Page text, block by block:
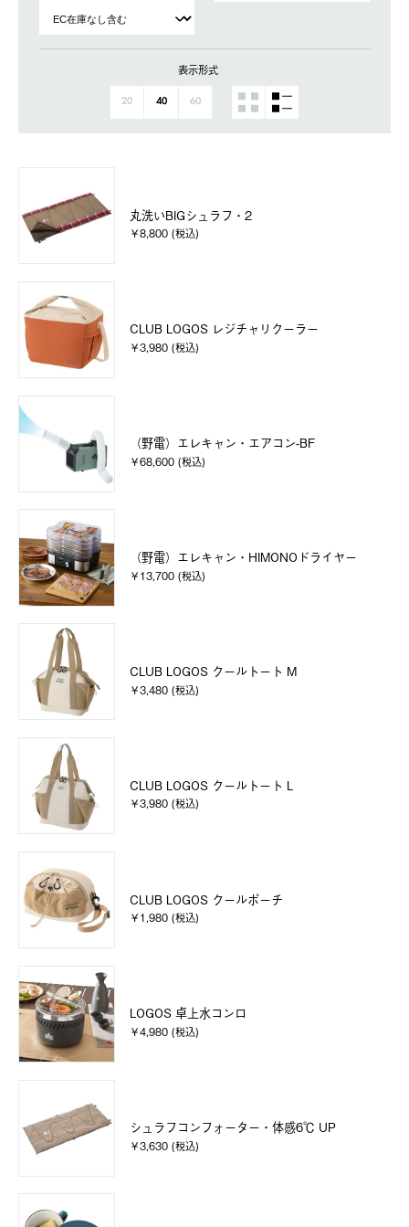
表示形式
20 40 60
丸洗いBIGシュラフ・2
￥8,800 (税込)
CLUB LOGOS レジチャリクーラー
￥3,980 (税込)
（野電）エレキャン・エアコン-BF
￥68,600 (税込)
（野電）エレキャン・HIMONOドライヤー
￥13,700 (税込)
CLUB LOGOS クールトート M
￥3,480 (税込)
CLUB LOGOS クールトート L
￥3,980 (税込)
CLUB LOGOS クールポーチ
￥1,980 (税込)
LOGOS 卓上水コンロ
￥4,980 (税込)
シュラフコンフォーター・体感6℃ UP
￥3,630 (税込)